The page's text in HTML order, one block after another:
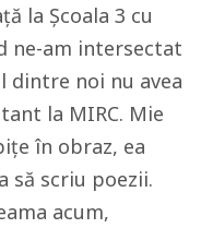
la Școala 3 cu
ne-am intersectat
dintre noi nu avea
la MIRC. Mie
în obraz, ea
să scriu poezii.
acum,